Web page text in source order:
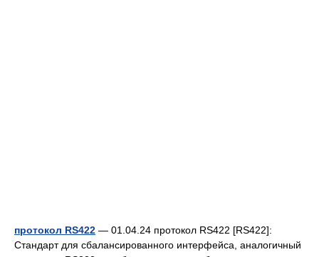
протокол RS422 — 01.04.24 протокол RS422 [RS422]:
Стандарт для сбалансированного интерфейса, аналогичный